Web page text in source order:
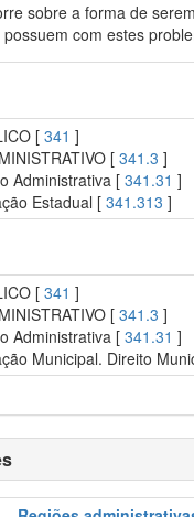
sobre a forma de
com estes
[341 ]
[341.3 ]
Administrativa [341.31 ]
Estadual [341.313 ]
[341 ]
[341.3 ]
Administrativa [341.31 ]
Municipal. Direito